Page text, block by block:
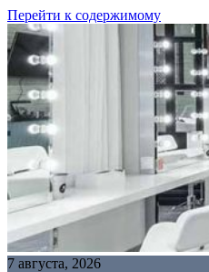
Перейти к содержимому
7 августа, 2026